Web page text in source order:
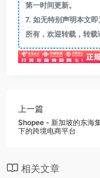
第一时间更新。
7. 如无特别声明本文
所有，欢迎转载，转载
上一篇
Shopee - 新加坡的东海
下的跨境电商平台
相关文章